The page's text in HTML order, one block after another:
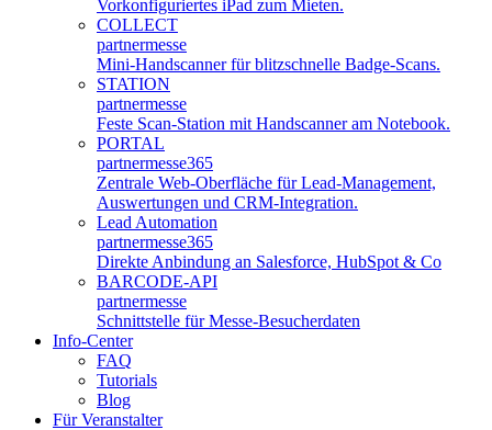
Vorkonfiguriertes iPad zum Mieten.
COLLECT
partnermesse
Mini-Handscanner für blitzschnelle Badge-Scans.
STATION
partnermesse
Feste Scan-Station mit Handscanner am Notebook.
PORTAL
partnermesse365
Zentrale Web-Oberfläche für Lead-Management,
Auswertungen und CRM-Integration.
Lead Automation
partnermesse365
Direkte Anbindung an Salesforce, HubSpot & Co
BARCODE-API
partnermesse
Schnittstelle für Messe-Besucherdaten
Info-Center
FAQ
Tutorials
Blog
Für Veranstalter